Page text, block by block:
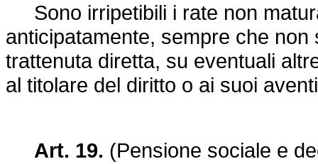
Sono irripetibili i rate non
anticipatamente, sempre che
trattenuta diretta, su eventuali
al titolare del diritto o ai suoi
Art. 19. (Pensione sociale e